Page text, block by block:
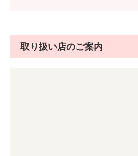
取り扱い店のご案内